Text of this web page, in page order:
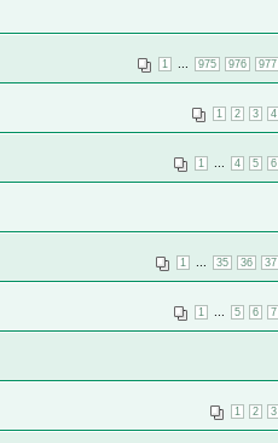
1 975 976 977
1 2 3 4
1 4 5 6
1 35 36 37
1 5 6 7
1 2 3